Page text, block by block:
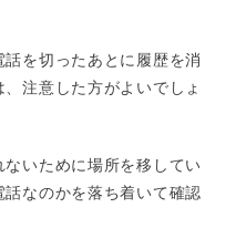
を切ったあとに履歴を消
注意した方がよいでしょ
いために場所を移してい
なのかを落ち着いて確認